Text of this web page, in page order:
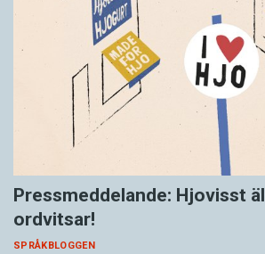
Pressmeddelande: Hjovisst
ordvitsar!
SPRÅKBLOGGEN